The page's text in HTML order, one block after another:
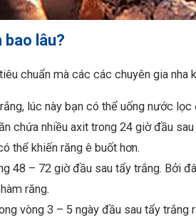
bao lâu?
chuẩn mà các các chuyên gia nha
lúc này bạn có thể uống nước lọc
chứa nhiều axit trong 24 giờ đầu
thể khiến răng ê buốt hơn.
48 – 72 giờ đầu sau tẩy trắng. Bởi
răng.
vòng 3 – 5 ngày đầu sau tẩy trắng